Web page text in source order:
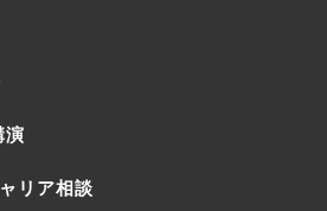
演
リア相談